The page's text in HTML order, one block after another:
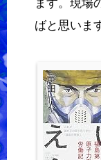
ます。現場
ばと思いま